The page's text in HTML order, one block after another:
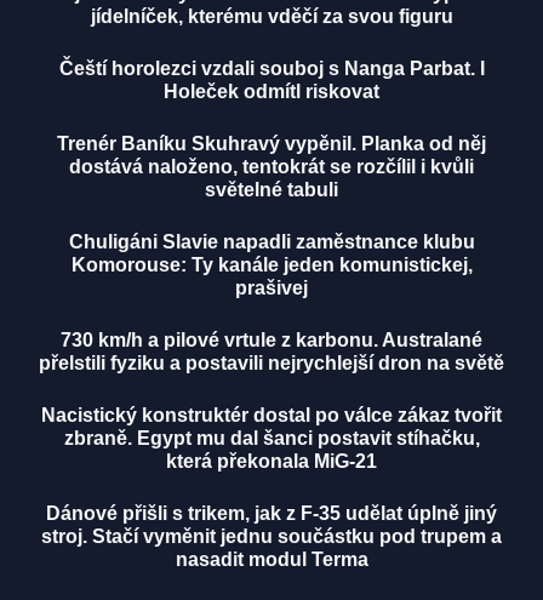
jídelníček, kterému vděčí za svou figuru
Čeští horolezci vzdali souboj s Nanga Parbat. I
Holeček odmítl riskovat
Trenér Baníku Skuhravý vypěnil. Planka od něj
dostává naloženo, tentokrát se rozčílil i kvůli
světelné tabuli
Chuligáni Slavie napadli zaměstnance klubu
Komorouse: Ty kanále jeden komunistickej,
prašivej
730 km/h a pilové vrtule z karbonu. Australané
přelstili fyziku a postavili nejrychlejší dron na světě
Nacistický konstruktér dostal po válce zákaz tvořit
zbraně. Egypt mu dal šanci postavit stíhačku,
která překonala MiG-21
Dánové přišli s trikem, jak z F-35 udělat úplně jiný
stroj. Stačí vyměnit jednu součástku pod trupem a
nasadit modul Terma